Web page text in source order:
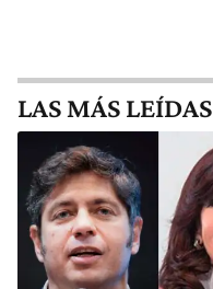
LAS MÁS LEÍDAS